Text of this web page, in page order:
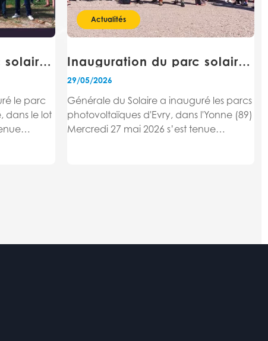
Inauguration du parc solaire de Laramière
le parc
dans le lot
Actualités
Inauguration du parc solaire d’Evry
29/05/2026
Générale du Solaire a inauguré les parcs
photovoltaïques d'Evry, dans l'Yonne (89)
Mercredi 27 mai 2026 s’est tenue